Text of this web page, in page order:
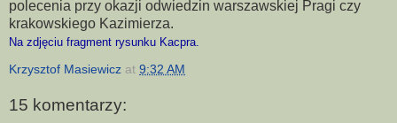
polecenia przy okazji odwiedzin warszawskiej Pragi czy
krakowskiego Kazimierza.
Na zdjęciu fragment rysunku Kacpra.
Krzysztof Masiewicz at 9:32 AM
15 komentarzy: